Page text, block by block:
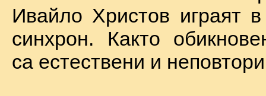
Ивайло Христов играят
синхрон. Както
са естествени и